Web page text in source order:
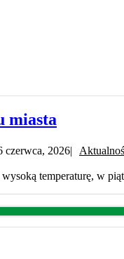
miasta
czerwca, 2026|
temperaturę, w